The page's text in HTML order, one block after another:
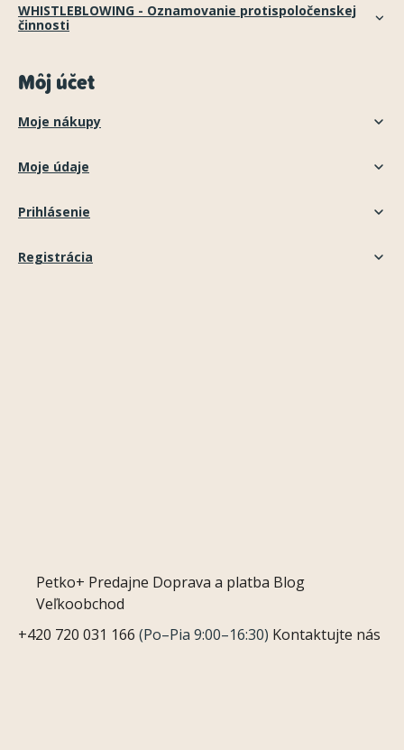
WHISTLEBLOWING - Oznamovanie protispoločenskej
činnosti
Môj účet
Moje nákupy
Moje údaje
Prihlásenie
Registrácia
Petko+ Predajne Doprava a platba Blog
Veľkoobchod
+420 720 031 166 (Po–Pia 9:00–16:30) Kontaktujte nás